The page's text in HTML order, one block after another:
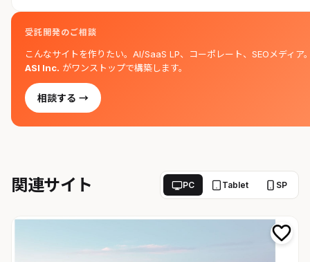
受託開発のご相談
こんなサイトを作りたい。AI/SaaS LP、コーポレート、SEOメディア
ASI Inc. がワンストップで構築します。
相談する →
関連サイト PC Tablet SP